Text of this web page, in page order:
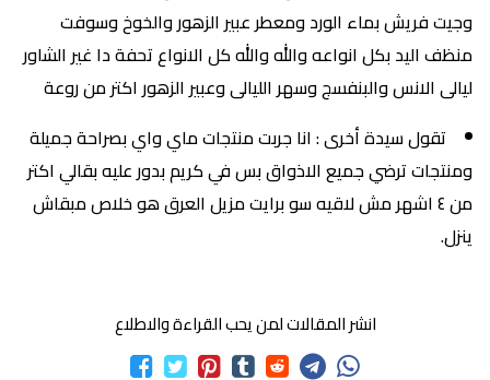
وجيت فريش بماء الورد ومعطر عبير الزهور والخوخ وسوفت
منظف اليد بكل انواعه والله والله كل الانواع تحفة دا غير الشاور
ليالى الانس والبنفسج وسهر الليالى وعبير الزهور اكتر من روعة
تقول سيدة أخرى : انا جربت منتجات ماي واي بصراحة جميلة
ومنتجات ترضي جميع الاذواق بس في كريم بدور عليه بقالي اكتر
من ٤ اشهر مش لاقيه سو برايت مزيل العرق هو خلاص مبقاش
ينزل.
انشر المقالات لمن يحب القراءة والاطلاع